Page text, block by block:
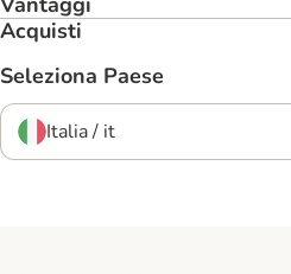
Acquisti
Seleziona Paese
Italia / it